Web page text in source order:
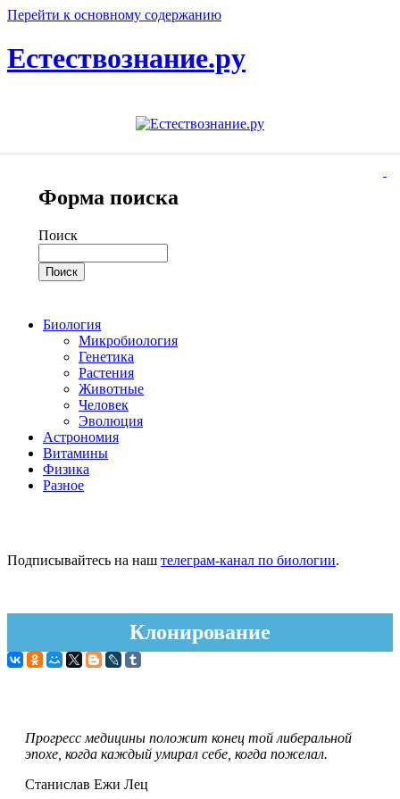
Перейти к основному содержанию
Естествознание.ру
Форма поиска
Поиск
Биология
Микробиология
Генетика
Растения
Животные
Человек
Эволюция
Астрономия
Витамины
Физика
Разное
Подписывайтесь на наш телеграм-канал по биологии.
Клонирование
Прогресс медицины положит конец той либеральной
эпохе, когда каждый умирал себе, когда пожелал.
Станислав Ежи Лец